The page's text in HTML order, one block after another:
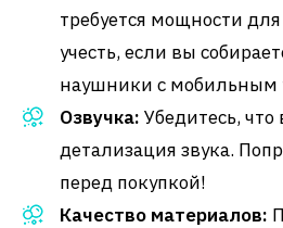
требуется мощности
учесть, если вы
наушники с мобильным
Озвучка: Убедитесь,
детализация звука.
перед покупкой!
Качество материалов: